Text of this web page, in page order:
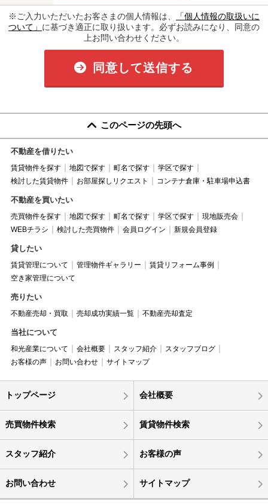
※ご入力いただいたお客さまの個人情報は、
「個人情報の取扱いに
ついて」 に基づき適正に取り扱います。必ずお読みになり、同意の
上お問い合わせください。
同意して送信する
このページの先頭へ
不動産を借りたい
賃貸物件を探す 地図で探す 町名で探す
学区で探す
検討した賃貸物件
お部屋探しリクエスト コンテナ倉庫・駐車場申込書
不動産を買いたい
売買物件を探す 地図で探す 町名で探す 学区で探す
現地販売会
WEBチラシ
検討した売買物件 会員ログイン 新規会員登録
貸したい
賃貸管理について 管理物件ギャラリー
賃貸リフォーム事例
空き家管理について
売りたい
不動産売却・買取 売却成功実績一覧 不動産売却査定
当社について
和光産業について 会社概要 スタッフ紹介
スタッフブログ
お客様の声
お問い合わせ サイトマップ
トップページ 会社概要
売買物件検索 賃貸物件検索
スタッフ紹介 お客様の声
お問い合わせ サイトマップ